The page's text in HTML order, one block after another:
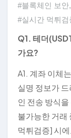
#블록체인 보안,
#실시간 먹튀검
Q1. 테더
가요?
A1. 계좌 이체
실명 정보가
인 전송 방식
불가능한 거래
먹튀검증] 시